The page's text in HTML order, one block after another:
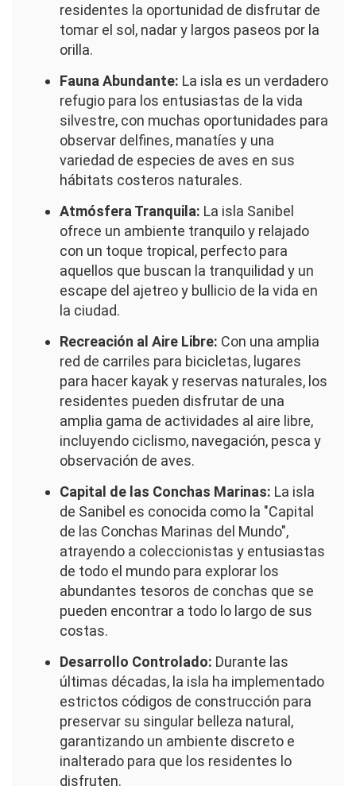
residentes la oportunidad de disfrutar de
tomar el sol, nadar y largos paseos por la
orilla.
Fauna Abundante: La isla es un verdadero
refugio para los entusiastas de la vida
silvestre, con muchas oportunidades para
observar delfines, manatíes y una
variedad de especies de aves en sus
hábitats costeros naturales.
Atmósfera Tranquila: La isla Sanibel
ofrece un ambiente tranquilo y relajado
con un toque tropical, perfecto para
aquellos que buscan la tranquilidad y un
escape del ajetreo y bullicio de la vida en
la ciudad.
Recreación al Aire Libre: Con una amplia
red de carriles para bicicletas, lugares
para hacer kayak y reservas naturales, los
residentes pueden disfrutar de una
amplia gama de actividades al aire libre,
incluyendo ciclismo, navegación, pesca y
observación de aves.
Capital de las Conchas Marinas: La isla
de Sanibel es conocida como la "Capital
de las Conchas Marinas del Mundo",
atrayendo a coleccionistas y entusiastas
de todo el mundo para explorar los
abundantes tesoros de conchas que se
pueden encontrar a todo lo largo de sus
costas.
Desarrollo Controlado: Durante las
últimas décadas, la isla ha implementado
estrictos códigos de construcción para
preservar su singular belleza natural,
garantizando un ambiente discreto e
inalterado para que los residentes lo
disfruten.